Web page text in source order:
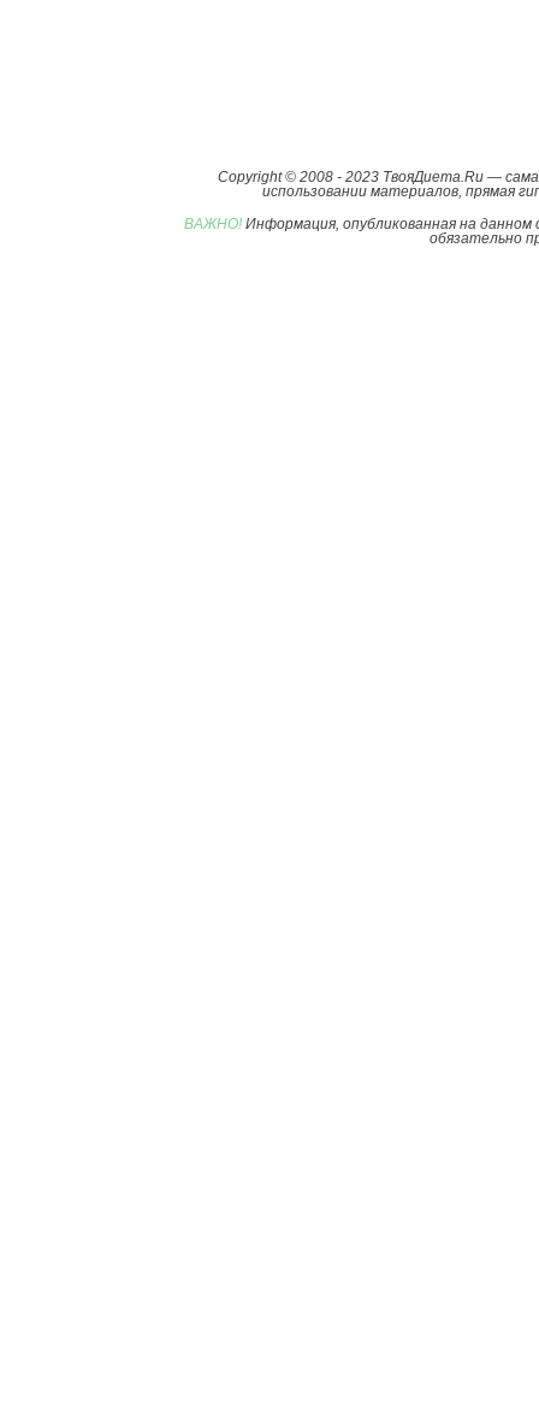
Copyright © 2008 - 2023 ТвояДиета.Ru —
использовании материалов, прямая
ВАЖНО! Информация, опубликованная на
обязательно